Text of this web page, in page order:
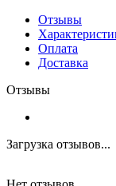
Отзывы
Оплата
Доставка
Отзывы
Загрузка отзывов...